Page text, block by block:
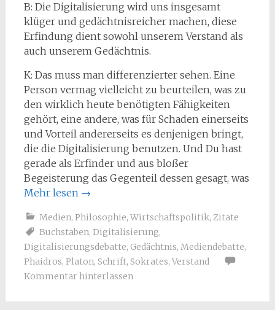
B: Die Digitalisierung wird uns insgesamt
klüger und gedächtnisreicher machen, diese
Erfindung dient sowohl unserem Verstand als
auch unserem Gedächtnis.
K: Das muss man differenzierter sehen. Eine
Person vermag vielleicht zu beurteilen, was zu
den wirklich heute benötigten Fähigkeiten
gehört, eine andere, was für Schaden einerseits
und Vorteil andererseits es denjenigen bringt,
die die Digitalisierung benutzen. Und Du hast
gerade als Erfinder und aus bloßer
Begeisterung das Gegenteil dessen gesagt, was
Mehr lesen →
Medien, Philosophie, Wirtschaftspolitik, Zitate
Buchstaben, Digitalisierung,
Digitalisierungsdebatte, Gedächtnis, Mediendebatte,
Phaidros, Platon, Schrift, Sokrates, Verstand
Kommentar hinterlassen